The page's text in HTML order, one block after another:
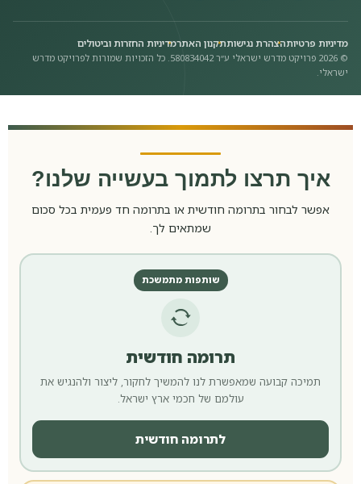
©
2026 פרויקט מדרש ישראלי ע״ר 580834042.
כל הזכויות שמורות לפרויקט מדרש
ישראלי.
מדיניות פרטיותהצהרת נגישותתקנון האתרמדיניות החזרות וביטולים
איך תרצו לתמוך בעשייה שלנו?
אפשר לבחור בתרומה חודשית או בתרומה חד פעמית בכל סכום
שמתאים לך.
שותפות מתמשכת
תרומה חודשית
תמיכה קבועה שמאפשרת לנו להמשיך לחקור, ליצור ולהנגיש את
עולמם של חכמי ארץ ישראל.
לתרומה חודשית